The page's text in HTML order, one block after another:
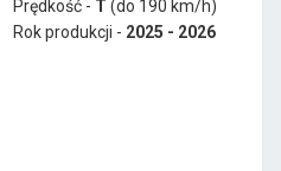
Prędkość - T (do 190 km/h)
Rok produkcji - 2025 - 2026